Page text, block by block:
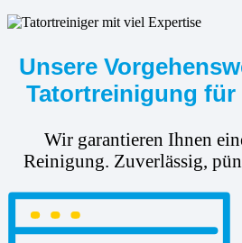
Unsere
Tatortreinigung für
Wir garantieren Ihnen
Reinigung. Zuverlässig,